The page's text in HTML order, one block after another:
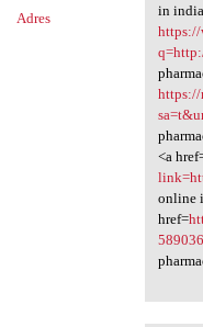
Adres
in
https://
https://
<a
online
href=